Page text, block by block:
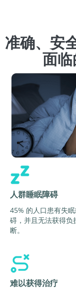
准确、安
面
人群睡眠障碍
45% 的人口患有失
碍，并且无法获得负
断。
难以获得治疗